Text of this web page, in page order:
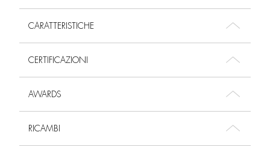
CARATTERISTICHE
CERTIFICAZIONI
AWARDS
RICAMBI